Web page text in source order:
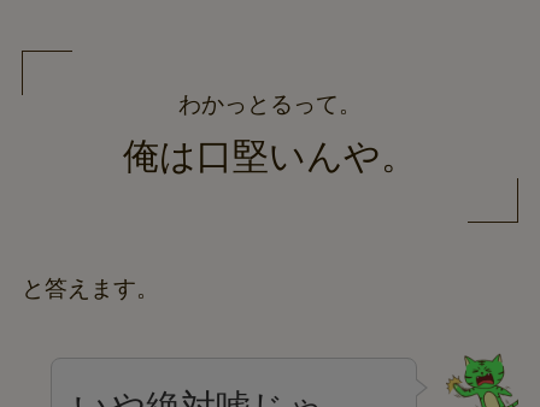
わかっとるって。
俺は口堅いんや。
と答えます。